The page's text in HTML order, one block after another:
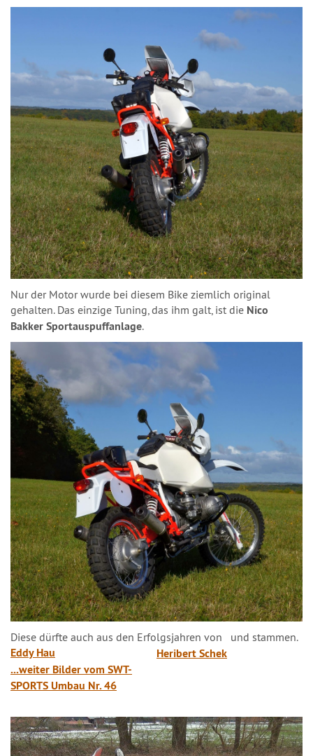
Nur der Motor wurde bei diesem Bike ziemlich original
gehalten. Das einzige Tuning, das ihm galt, ist die Nico
Bakker Sportauspuffanlage.
Diese dürfte auch aus den Erfolgsjahren von
Eddy Hau
und
Heribert Schek
stammen.
...weiter Bilder vom SWT-
SPORTS Umbau Nr. 46